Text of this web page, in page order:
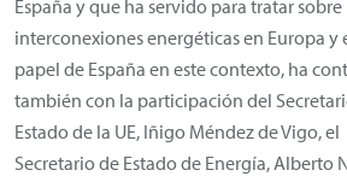
España y que ha servido para tratar sobre
interconexiones energéticas en Europa y
papel de España en este contexto, ha
también con la participación del
Estado de la UE, Iñigo Méndez de Vigo, el
Secretario de Estado de Energía, Alberto